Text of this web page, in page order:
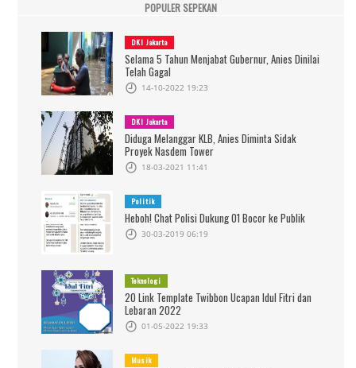
POPULER SEPEKAN
DKI Jakarta
Selama 5 Tahun Menjabat Gubernur, Anies Dinilai
Telah Gagal
14-10-2022 19:23
DKI Jakarta
Diduga Melanggar KLB, Anies Diminta Sidak
Proyek Nasdem Tower
18-03-2021 11:41
Politik
Heboh! Chat Polisi Dukung 01 Bocor ke Publik
30-03-2019 06:19
Teknologi
20 Link Template Twibbon Ucapan Idul Fitri dan
Lebaran 2022
01-05-2022 19:33
Musik